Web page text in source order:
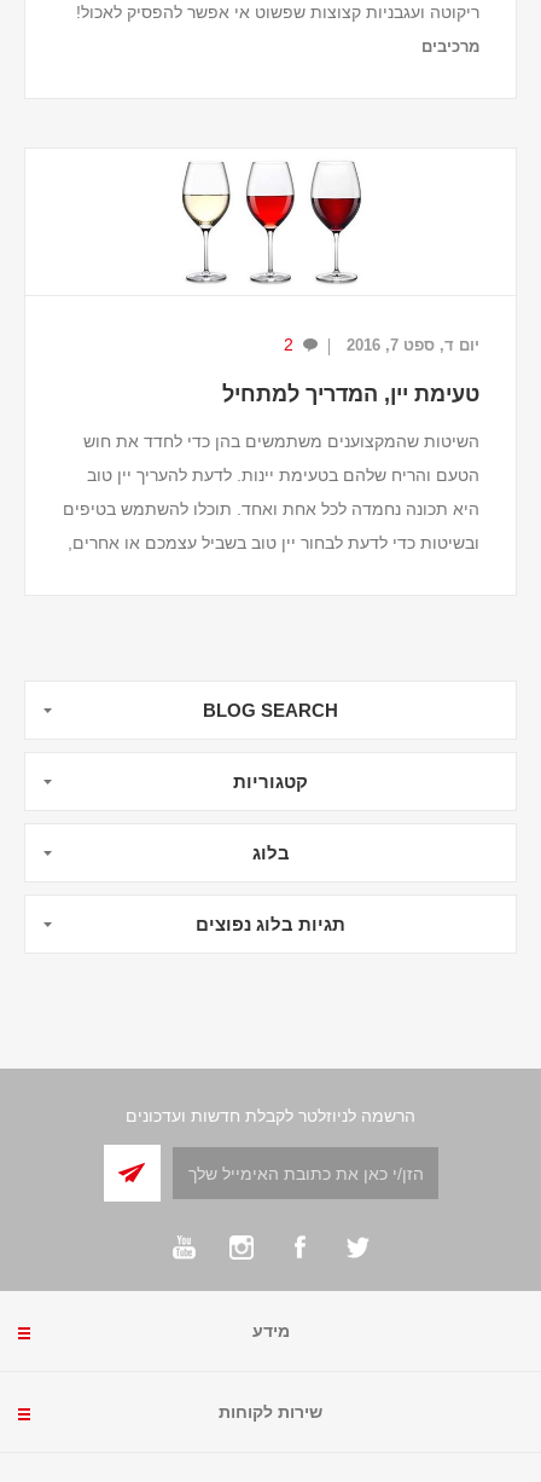
ריקוטה ועגבניות קצוצות שפשוט אי אפשר להפסיק לאכול!
מרכיבים
חצי חופן עלי נענע.
יום ד, ספט 7, 2016 2
טעימת יין, המדריך למתחיל
השיטות שהמקצוענים משתמשים בהן כדי לחדד את חוש
הטעם והריח שלהם בטעימת יינות. לדעת להעריך יין טוב
היא תכונה נחמדה לכל אחת ואחד. תוכלו להשתמש בטיפים
ובשיטות כדי לדעת לבחור יין טוב בשביל עצמכם או אחרים,
BLOG SEARCH
קטגוריות
בלוג
תגיות בלוג נפוצים
הרשמה לניוזלטר לקבלת חדשות ועדכונים
מידע
שירות לקוחות